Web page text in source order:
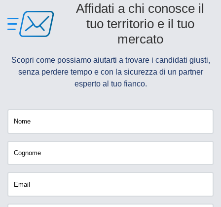
Affidati a chi conosce il
tuo territorio e il tuo
mercato
Scopri come possiamo aiutarti a trovare i candidati giusti,
senza perdere tempo e con la sicurezza di un partner
esperto al tuo fianco.